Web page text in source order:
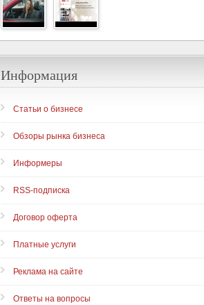
Информация
Статьи о бизнесе
Обзоры рынка бизнеса
Информеры
RSS-подписка
Договор оферта
Платные услуги
Реклама на сайте
Ответы на вопросы